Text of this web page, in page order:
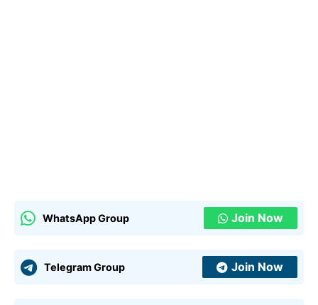
WhatsApp Group Join Now
Telegram Group Join Now